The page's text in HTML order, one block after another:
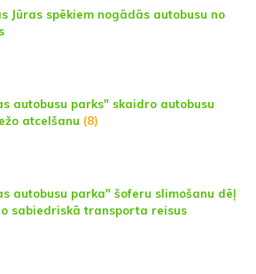
Jūras spēkiem nogādās autobusu no
autobusu parks" skaidro autobusu
atcelšanu (8)
autobusu parka" šoferu slimošanu dēļ
sabiedriskā transporta reisus